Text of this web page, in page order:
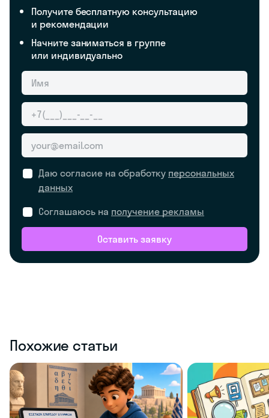
Получите бесплатную консультацию
и рекомендации
Начните заниматься в группе
или индивидуально
Даю согласие на обработку персональных
данных
Соглашаюсь на получение рекламы
Оставить заявку
Похожие статьи